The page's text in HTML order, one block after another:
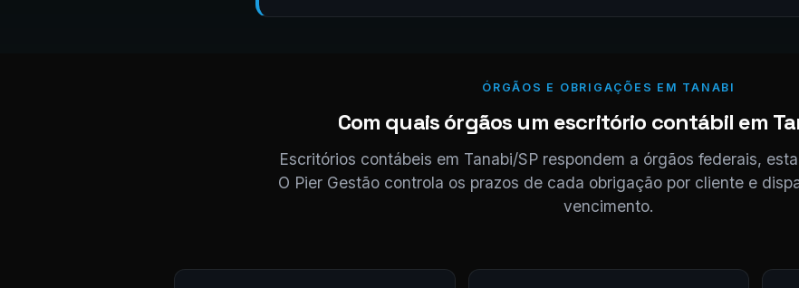
ÓRGÃOS E OBRIGAÇÕES EM TANABI
Com quais órgãos um escritório contábil em
Escritórios contábeis em Tanabi/SP respondem a órgãos federais,
O Pier Gestão controla os prazos de cada obrigação por cliente e
vencimento.